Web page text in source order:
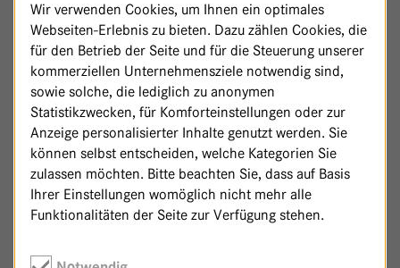
WIR BIETEN
innovative Konzepte der Psychosomatischen Medizin
und Psychotherapie
eine integrative Psychotherapie mit dem Schwerpunkt
Schematherapie
ein gut etabliertes psychosomatisches Konsiliar-Liaison-
Konzept
eine sehr gute kollegiale und motivierende
Teamatmosphäre
Wir verwenden Cookies, um Ihnen ein optimales
Webseiten-Erlebnis zu bieten. Dazu zählen Cookies, die
für den Betrieb der Seite und für die Steuerung unserer
kommerziellen Unternehmensziele notwendig sind,
sowie solche, die lediglich zu anonymen
Statistikzwecken, für Komforteinstellungen oder zur
Anzeige personalisierter Inhalte genutzt werden. Sie
können selbst entscheiden, welche Kategorien Sie
zulassen möchten. Bitte beachten Sie, dass auf Basis
Ihrer Einstellungen womöglich nicht mehr alle
Funktionalitäten der Seite zur Verfügung stehen.